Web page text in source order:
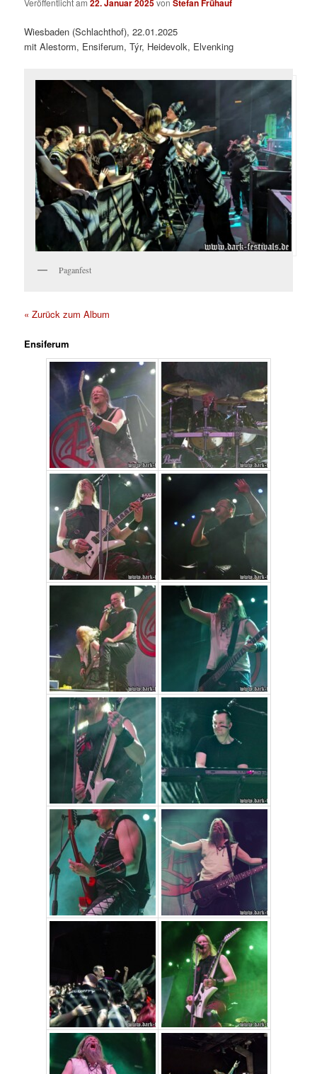
22. Januar 2025 Stefan Frühauf
Wiesbaden (Schlachthof), 22.01.2025
mit Alestorm, Ensiferum, Týr, Heidevolk, Elvenking
Paganfest
« Zurück zum Album
Ensiferum